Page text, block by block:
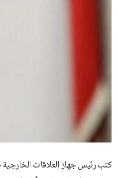
كتب رئيس جهاز العلاقات